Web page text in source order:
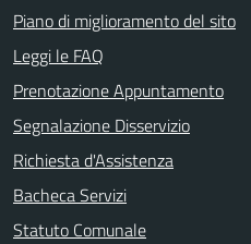
Piano di miglioramento del sito
Leggi le FAQ
Prenotazione Appuntamento
Segnalazione Disservizio
Richiesta d'Assistenza
Bacheca Servizi
Statuto Comunale